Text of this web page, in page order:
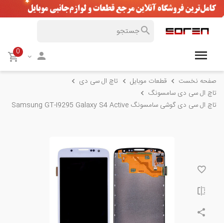
0
صفحه نخست قطعات موبایل
تاچ ال سی دی
تاچ ال سی دی سامسونگ
تاچ ال سی دی گوشی سامسونگ Samsung GT-I9295 Galaxy S4 Active